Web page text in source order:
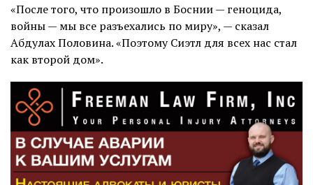
«После того, что произошло в Боснии — геноцида,
войны — мы все разъехались по миру», — сказал
Абдулах Половина. «Поэтому Сиэтл для всех нас стал
как второй дом».